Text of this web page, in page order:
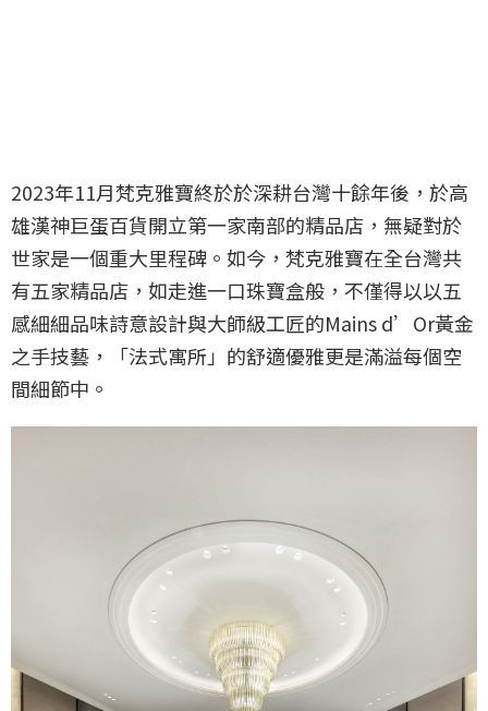
2023年11月梵克雅寶終於於深耕台灣十餘年後，於高
雄漢神巨蛋百貨開立第一家南部的精品店，無疑對於
世家是一個重大里程碑。如今，梵克雅寶在全台灣共
有五家精品店，如走進一口珠寶盒般，不僅得以以五
感細細品味詩意設計與大師級工匠的Mains d’Or黃金
之手技藝，「法式寓所」的舒適優雅更是滿溢每個空
間細節中。